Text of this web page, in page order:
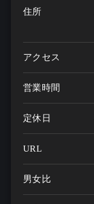
住所
アクセス
営業時間
定休日
URL
男女比